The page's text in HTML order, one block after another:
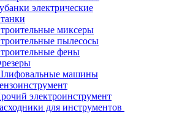
электрические
миксеры
пылесосы
фены
машины
электроинструмент
для инструментов